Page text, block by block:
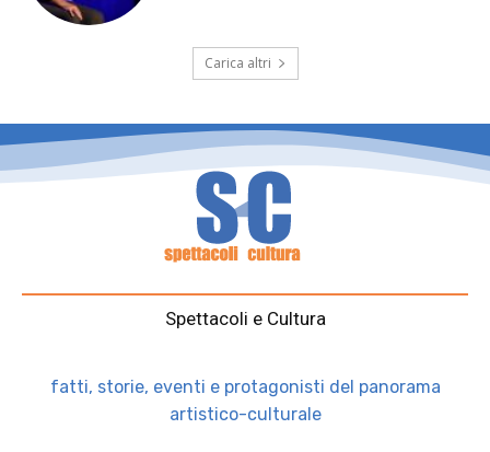
Carica altri
Spettacoli e Cultura
fatti, storie, eventi e protagonisti del panorama
artistico-culturale